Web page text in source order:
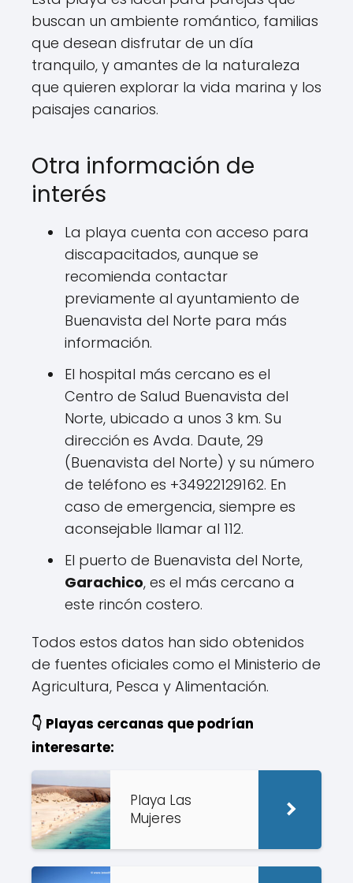
buscan un ambiente romántico, familias
que desean disfrutar de un día
tranquilo, y amantes de la naturaleza
que quieren explorar la vida marina y los
paisajes canarios.
Otra información de
interés
La playa cuenta con acceso para
discapacitados, aunque se
recomienda contactar
previamente al ayuntamiento de
Buenavista del Norte para más
información.
El hospital más cercano es el
Centro de Salud Buenavista del
Norte, ubicado a unos 3 km. Su
dirección es Avda. Daute, 29
(Buenavista del Norte) y su número
de teléfono es +34922129162. En
caso de emergencia, siempre es
aconsejable llamar al 112.
El puerto de Buenavista del Norte,
Garachico, es el más cercano a
este rincón costero.
Todos estos datos han sido obtenidos
de fuentes oficiales como el Ministerio de
Agricultura, Pesca y Alimentación.
👇 Playas cercanas que podrían
interesarte:
Playa Las
Mujeres